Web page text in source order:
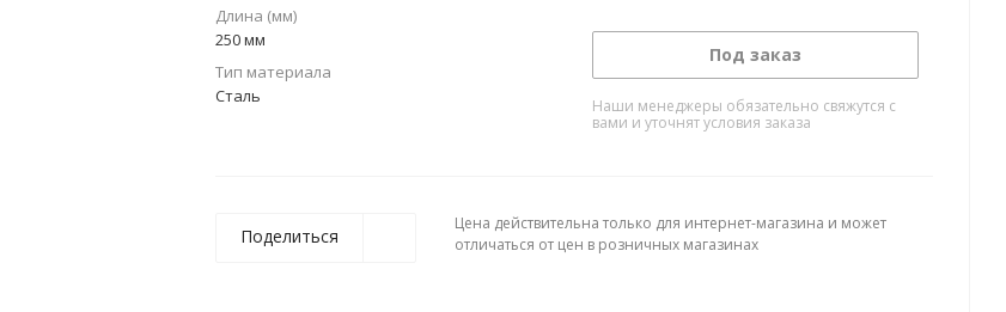
Длина (мм)
250 мм
Тип материала
Сталь
Под заказ
Наши менеджеры обязательно свяжутся с
вами и уточнят условия заказа
Поделиться
Цена действительна только для интернет-магазина и может
отличаться от цен в розничных магазинах